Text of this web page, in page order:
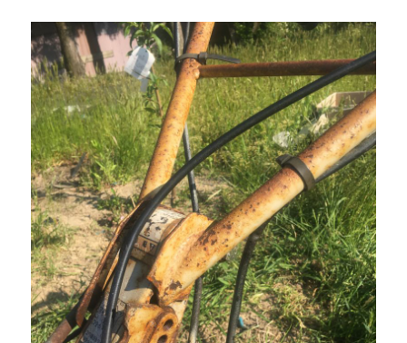
selenium
も
update
さ
せ
な
い
と
動
作
し
な
く
な
る
不
具